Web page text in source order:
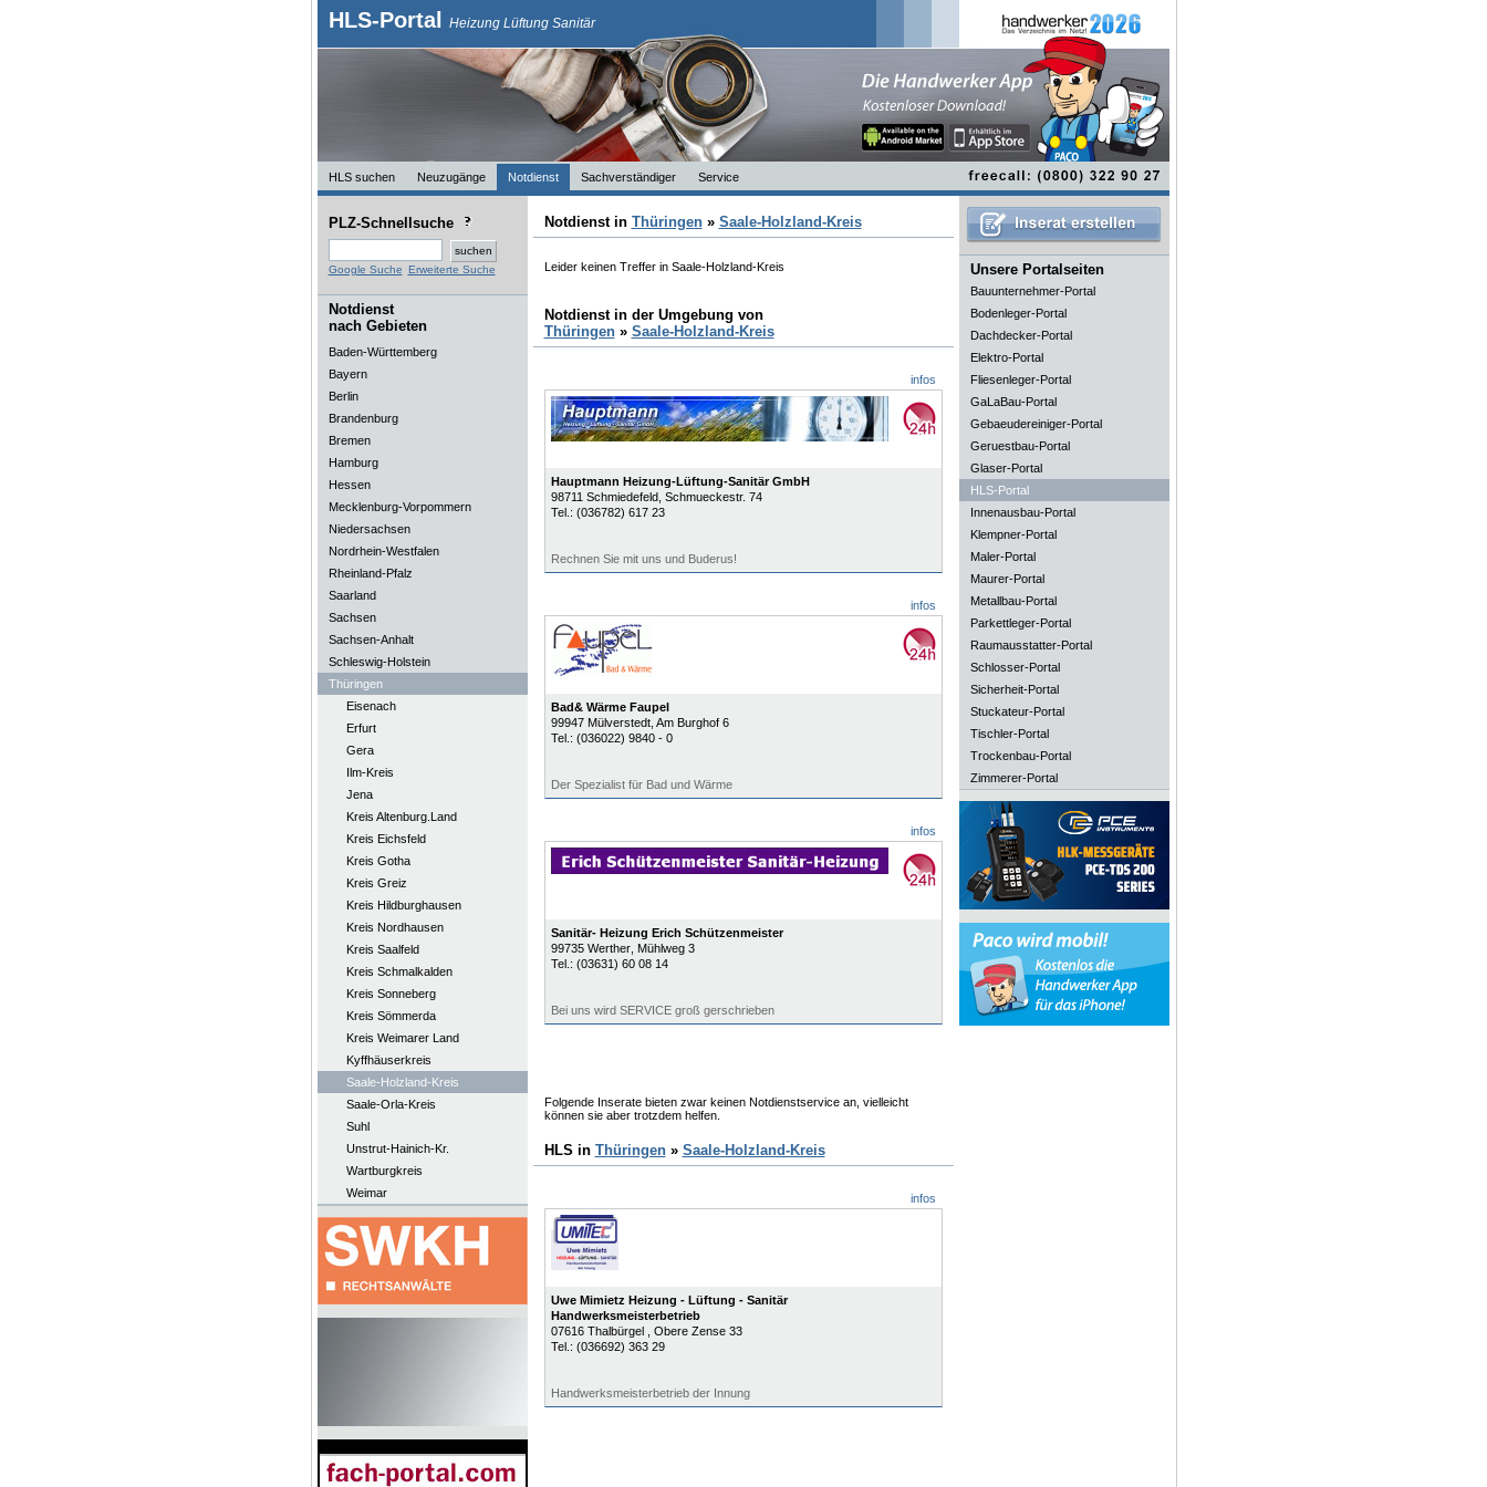
HLS-Portal Heizung Lüftung Sanitär
HLS suchen Neuzugänge Notdienst Sachverständiger Service
PLZ-Schnellsuche
Google Suche Erweiterte Suche
Notdienst
nach Gebieten
Baden-Württemberg
Bayern
Berlin
Brandenburg
Bremen
Hamburg
Hessen
Mecklenburg-Vorpommern
Niedersachsen
Nordrhein-Westfalen
Rheinland-Pfalz
Saarland
Sachsen
Sachsen-Anhalt
Schleswig-Holstein
Thüringen
Eisenach
Erfurt
Gera
Ilm-Kreis
Jena
Kreis Altenburg.Land
Kreis Eichsfeld
Kreis Gotha
Kreis Greiz
Kreis Hildburghausen
Kreis Nordhausen
Kreis Saalfeld
Kreis Schmalkalden
Kreis Sonneberg
Kreis Sömmerda
Kreis Weimarer Land
Kyffhäuserkreis
Saale-Holzland-Kreis
Saale-Orla-Kreis
Suhl
Unstrut-Hainich-Kr.
Wartburgkreis
Weimar
Notdienst in Thüringen» Saale-Holzland-Kreis
Leider keinen Treffer in Saale-Holzland-Kreis
Notdienst in der Umgebung von
Thüringen» Saale-Holzland-Kreis
infos
Hauptmann Heizung-Lüftung-Sanitär GmbH
98711 Schmiedefeld, Schmueckestr. 74
Tel.: (036782) 617 23
Rechnen Sie mit uns und Buderus!
infos
Bad& Wärme Faupel
99947 Mülverstedt, Am Burghof 6
Tel.: (036022) 9840 - 0
Der Spezialist für Bad und Wärme
infos
Sanitär- Heizung Erich Schützenmeister
99735 Werther, Mühlweg 3
Tel.: (03631) 60 08 14
Bei uns wird SERVICE groß gerschrieben
Folgende Inserate bieten zwar keinen Notdienstservice an, vielleicht
können sie aber trotzdem helfen.
HLS in Thüringen» Saale-Holzland-Kreis
infos
Uwe Mimietz Heizung - Lüftung - Sanitär
Handwerksmeisterbetrieb
07616 Thalbürgel
, Obere Zense 33
Tel.: (036692) 363 29
Handwerksmeisterbetrieb der Innung
Unsere Portalseiten
Bauunternehmer-Portal
Bodenleger-Portal
Dachdecker-Portal
Elektro-Portal
Fliesenleger-Portal
GaLaBau-Portal
Gebaeudereiniger-Portal
Geruestbau-Portal
Glaser-Portal
HLS-Portal
Innenausbau-Portal
Klempner-Portal
Maler-Portal
Maurer-Portal
Metallbau-Portal
Parkettleger-Portal
Raumausstatter-Portal
Schlosser-Portal
Sicherheit-Portal
Stuckateur-Portal
Tischler-Portal
Trockenbau-Portal
Zimmerer-Portal